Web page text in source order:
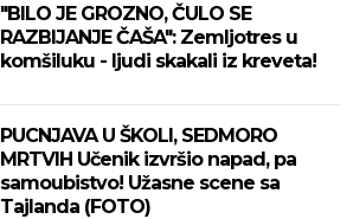
"BILO JE GROZNO, ČULO SE
RAZBIJANJE ČAŠA": Zemljotres u
komšiluku - ljudi skakali iz kreveta!
PUCNJAVA U ŠKOLI, SEDMORO
MRTVIH Učenik izvršio napad, pa
samoubistvo! Užasne scene sa
Tajlanda (FOTO)